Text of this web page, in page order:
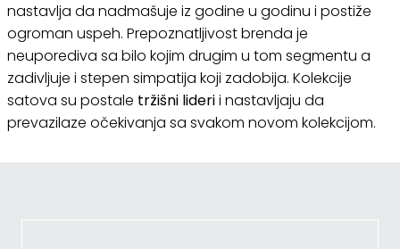
nastavlja da nadmašuje iz godine u godinu i postiže
ogroman uspeh. Prepoznatljivost brenda je
neuporediva sa bilo kojim drugim u tom segmentu a
zadivljuje i stepen simpatija koji zadobija. Kolekcije
satova su postale tržišni liderii nastavljaju da
prevazilaze očekivanja sa svakom novom kolekcijom.